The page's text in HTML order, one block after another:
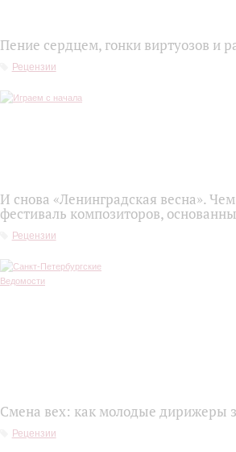
Пение сердцем, гонки виртуозов и
Рецензии
И снова «Ленинградская весна».
фестиваль композиторов,
Рецензии
Смена вех: как молодые дирижеры
Рецензии